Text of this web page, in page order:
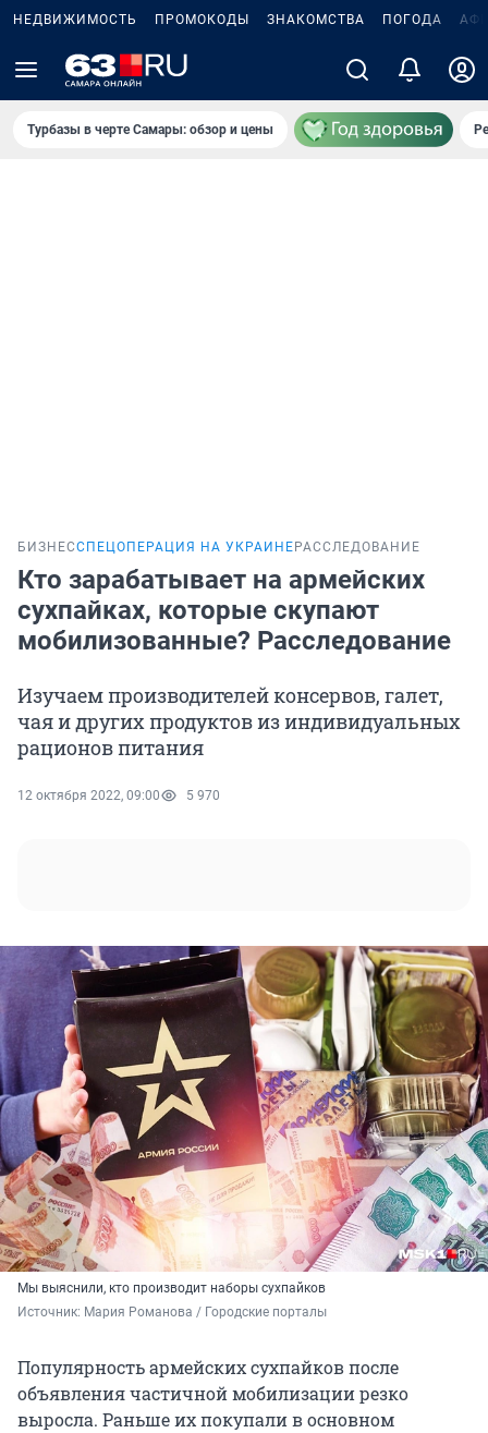
НЕДВИЖИМОСТЬ ПРОМОКОДЫ ЗНАКОМСТВА ПОГОДА
Турбазы в черте Самары: обзор и цены
БИЗНЕССПЕЦОПЕРАЦИЯ НА УКРАИНЕ РАССЛЕДОВАНИЕ
Кто зарабатывает на армейских
сухпайках, которые скупают
мобилизованные? Расследование
Изучаем производителей консервов, галет,
чая и других продуктов из индивидуальных
рационов питания
12 октября 2022, 09:00 5 970
Мы выяснили, кто производит наборы сухпайков
Источник: Мария Романова / Городские порталы
Популярность армейских сухпайков после
объявления частичной мобилизации резко
выросла. Раньше их покупали в основном